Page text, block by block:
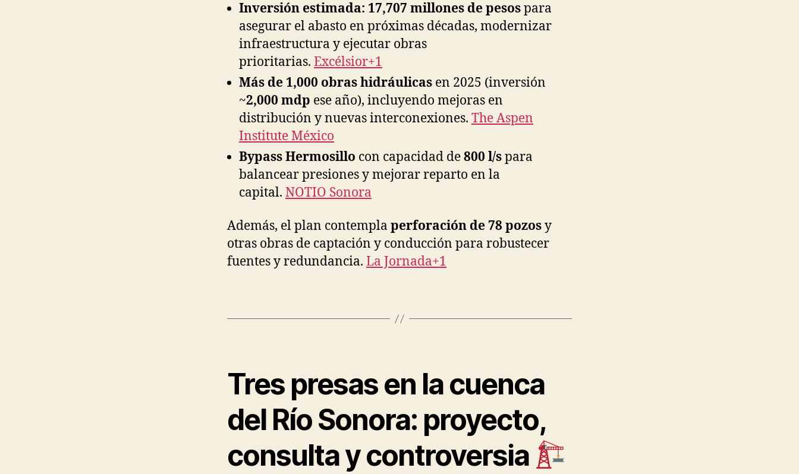
Inversión estimada: 17,707 millones de pesospara
asegurar el abasto en próximas décadas, modernizar
infraestructura y ejecutar obras
prioritarias. Excélsior+1
Más de 1,000 obras hidráulicas en 2025 (inversión
~2,000 mdp ese año), incluyendo mejoras en
distribución y nuevas interconexiones. The Aspen
Institute México
Bypass Hermosillo con capacidad de800 l/spara
balancear presiones y mejorar reparto en la
capital. NOTIO Sonora
Además, el plan contempla perforación de 78 pozosy
otras obras de captación y conducción para robustecer
fuentes y redundancia. La Jornada+1
Tres presas en la cuenca
del Río Sonora: proyecto,
consulta y controversia